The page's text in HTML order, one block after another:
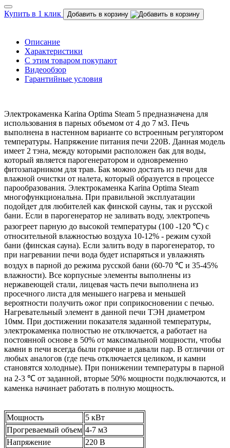
Купить в 1 клик Добавить в корзину
Описание
Характеристики
С этим товаром покупают
Видеообзор
Гарантийные условия
Электрокаменка Karina Optima Steam 5 предназначена для
использования в парных объемом от 4 до 7 м3. Печь
выполнена в настенном варианте со встроенным регулятором
температуры. Напряжение питания печи 220В. Данная модель
имеет 2 тэна, между которыми расположен бак для воды,
который является парогенератором и одновременно
фитозапарником для трав. Бак можно достать из печи для
влажной очистки от налета, который образуется в процессе
парообразования. Электрокаменка Karina Optima Steam
многофункциональна. При правильной эксплуатации
подойдет для любителей как финской сауны, так и русской
бани. Если в парогенератор не заливать воду, электропечь
разогреет парную до высокой температуры (100 -120 ℃) с
относительной влажностью воздуха 10-12% - режим сухой
бани (финская сауна). Если залить воду в парогенератор, то
при нагревании печи вода будет испаряться и увлажнять
воздух в парной до режима русской бани (60-70 ℃ и 35-45%
влажности). Все корпусные элементы выполнены из
нержавеющей стали, лицевая часть печи выполнена из
просечного листа для меньшего нагрева и меньшей
вероятности получить ожог при соприкосновении с печью.
Нагревательный элемент в данной печи ТЭН диаметром
10мм. При достижении показателя заданной температуры,
электрокаменка полностью не отключается, а работает на
постоянной основе в 50% от максимальной мощности, чтобы
камни в печи всегда были горячие и давали пар. В отличии от
любых аналогов (где печь отключается целиком, и камни
становятся холодные). При понижении температуры в парной
на 2-3 ℃ от заданной, вторые 50% мощности подключаются, и
каменка начинает работать в полную мощность.
Мощность
5 кВт
Прогреваемый объем 4-7 м3
Напряжение
220 В